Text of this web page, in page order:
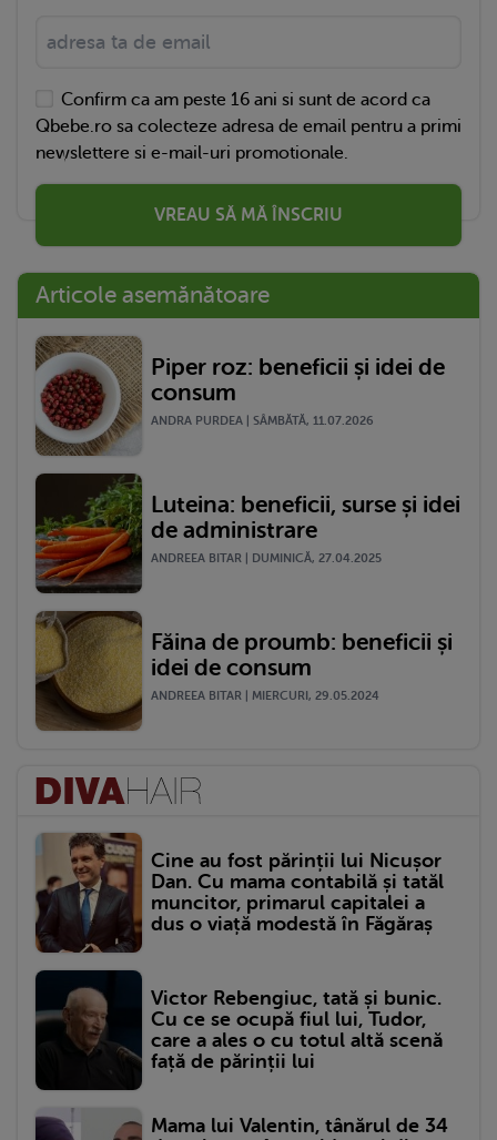
Confirm ca am peste 16 ani si sunt de acord ca
Qbebe.ro sa colecteze adresa de email pentru a primi
newslettere si e-mail-uri promotionale.
VREAU SĂ MĂ ÎNSCRIU
Articole asemănătoare
Piper roz: beneficii și idei de
consum
ANDRA PURDEA | SÂMBĂTĂ, 11.07.2026
Luteina: beneficii, surse și idei
de administrare
ANDREEA BITAR | DUMINICĂ, 27.04.2025
Făina de proumb: beneficii și
idei de consum
ANDREEA BITAR | MIERCURI, 29.05.2024
Cine au fost părinții lui Nicușor
Dan. Cu mama contabilă și tatăl
muncitor, primarul capitalei a
dus o viață modestă în Făgăraș
Victor Rebengiuc, tată și bunic.
Cu ce se ocupă fiul lui, Tudor,
care a ales o cu totul altă scenă
față de părinții lui
Mama lui Valentin, tânărul de 34